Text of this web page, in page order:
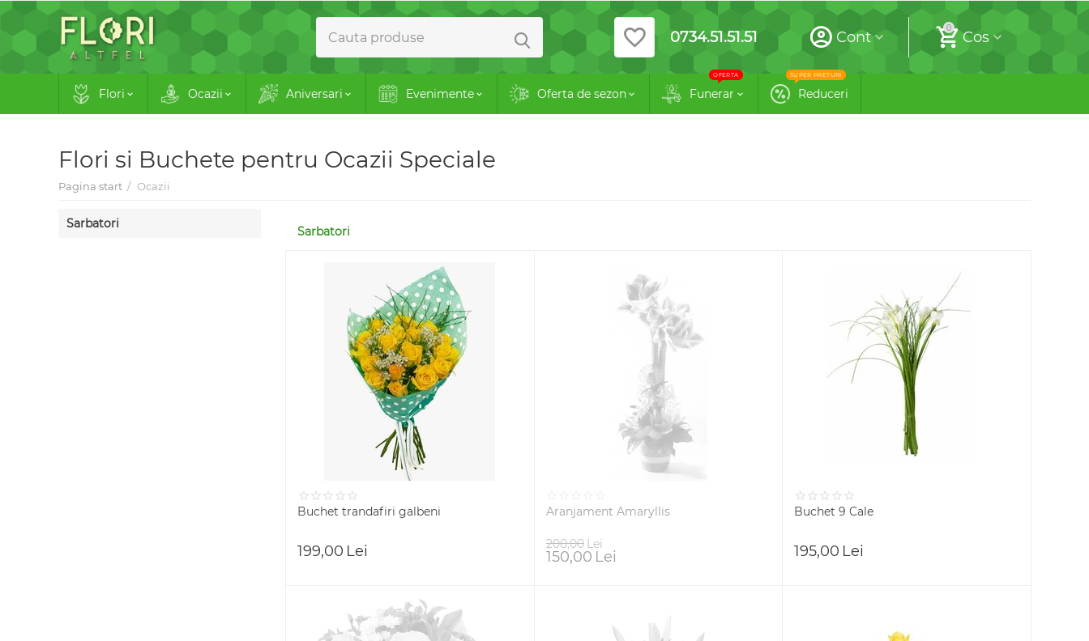
0734.51.51.51 Cont
0
Cos
Flori Ocazii Aniversari Evenimente Oferta de sezon Funerar
OFERTA
Reduceri
SUPER PRETURI
Flori si Buchete pentru Ocazii Speciale
Pagina start / Ocazii
Sarbatori
Buchet trandafiri galbeni
199,00 Lei
Aranjament Amaryllis
200,00 Lei
150,00 Lei
Buchet 9 Cale
195,00 Lei
Sarbatori